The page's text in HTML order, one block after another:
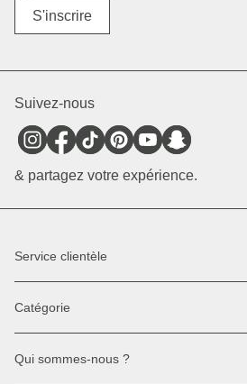
Divers
S'inscrire
Suivez-nous
& partagez votre expérience.
Service clientèle
Contactez-nous
Retour & Réclamation
Pièces détachées
Catégorie
Sacs à main
Qui sommes-nous ?